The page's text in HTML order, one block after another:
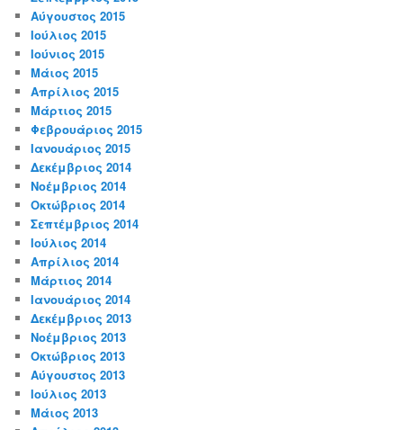
Αύγουστος 2015
Ιούλιος 2015
Ιούνιος 2015
Μάιος 2015
Απρίλιος 2015
Μάρτιος 2015
Φεβρουάριος 2015
Ιανουάριος 2015
Δεκέμβριος 2014
Νοέμβριος 2014
Οκτώβριος 2014
Σεπτέμβριος 2014
Ιούλιος 2014
Απρίλιος 2014
Μάρτιος 2014
Ιανουάριος 2014
Δεκέμβριος 2013
Νοέμβριος 2013
Οκτώβριος 2013
Αύγουστος 2013
Ιούλιος 2013
Μάιος 2013